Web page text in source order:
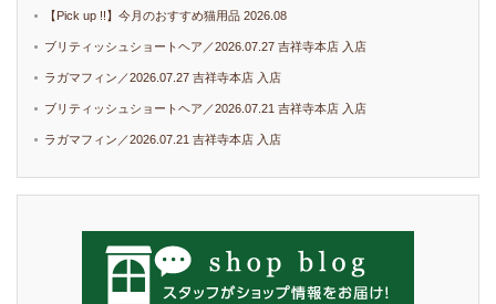
【Pick up !!】今月のおすすめ猫用品 2026.08
ブリティッシュショートヘア／2026.07.27 吉祥寺本店 入店
ラガマフィン／2026.07.27 吉祥寺本店 入店
ブリティッシュショートヘア／2026.07.21 吉祥寺本店 入店
ラガマフィン／2026.07.21 吉祥寺本店 入店